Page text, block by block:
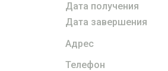
Дата получения
Дата завершения
Адрес
Телефон